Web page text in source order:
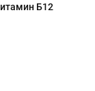
Б12